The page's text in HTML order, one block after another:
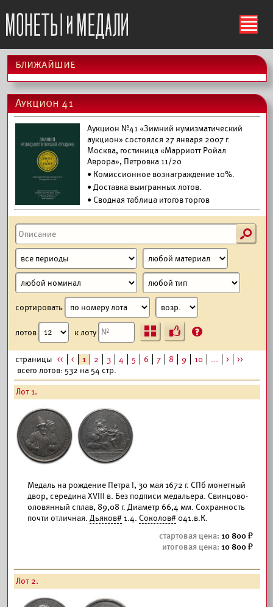
ś
ближайшие
Аукцион 41
Аукцион №41 «Зимний нумизматический
аукцион» состоялся 27 января 2007 г.
Москва, гостиница «Марриотт Ройал
Аврора», Петровка 11/20
• Комиссионное вознаграждение 10%.
• Доставка выигранных лотов.
• Сводная таблица итогов торгов
s
сортировать
лотов к лоту Ъ ?
страницы << < 1 2 3 4 5 6 7 8 9 10 ... >
>>
всего лотов: 532 на 54 стр.
Лот 1.
Медаль на рождение Петра I, 30 мая 1672 г. СПб монетный
двор, середина XVIII в. Без подписи медальера. Свинцово-
оловянный сплав, 89,08 г. Диаметр 66,4 мм. Сохранность
почти отличная. Дьяков# 1.4. Соколов# 041.в.К.
10 800
10 800
Лот 2.